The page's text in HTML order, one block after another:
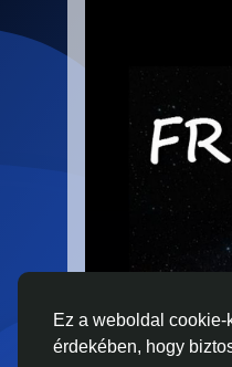
Ez a weboldal
érdekében, hogy